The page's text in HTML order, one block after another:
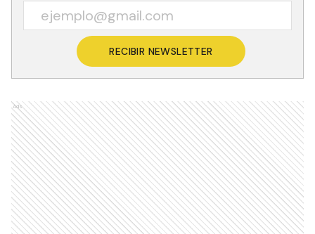
RECIBIR NEWSLETTER
Ads